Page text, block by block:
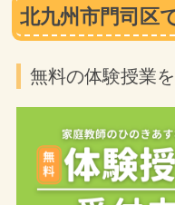
北九州市門司区
無料の体験授業